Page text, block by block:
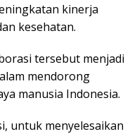
kinerja
kesehatan.
tersebut menjadi
mendorong
manusia Indonesia.
untuk menyelesaikan